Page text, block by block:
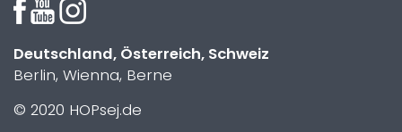
Deutschland, Österreich, Schweiz
Berlin, Wienna, Berne
© 2020 HOPsej.de